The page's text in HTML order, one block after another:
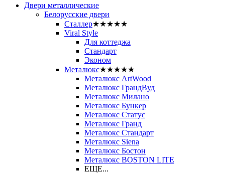
Двери металлические
Белорусские двери
Сталлер★★★★★
Viral Style
Для коттеджа
Стандарт
Эконом
Металюкс★★★★★
Металюкс ArtWood
Металюкс ГрандВуд
Металюкс Милано
Металюкс Бункер
Металюкс Статус
Металюкс Гранд
Металюкс Стандарт
Металюкс Siena
Металюкс Бостон
Металюкс BOSTON LITE
ЕЩЕ...